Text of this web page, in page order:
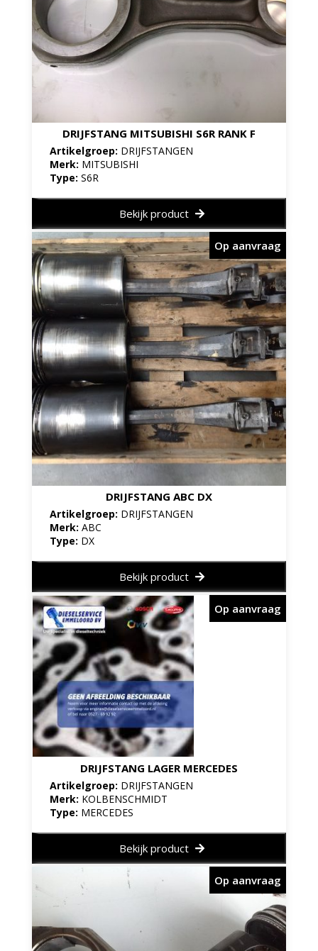
DRIJFSTANG MITSUBISHI S6R RANK F
Artikelgroep: DRIJFSTANGEN
Merk: MITSUBISHI
Type: S6R
Bekijk product
DRIJFSTANG ABC DX
Artikelgroep: DRIJFSTANGEN
Merk: ABC
Type: DX
Op aanvraag
Bekijk product
DRIJFSTANG LAGER MERCEDES
Artikelgroep: DRIJFSTANGEN
Merk: KOLBENSCHMIDT
Type: MERCEDES
Op aanvraag
Bekijk product
Op aanvraag